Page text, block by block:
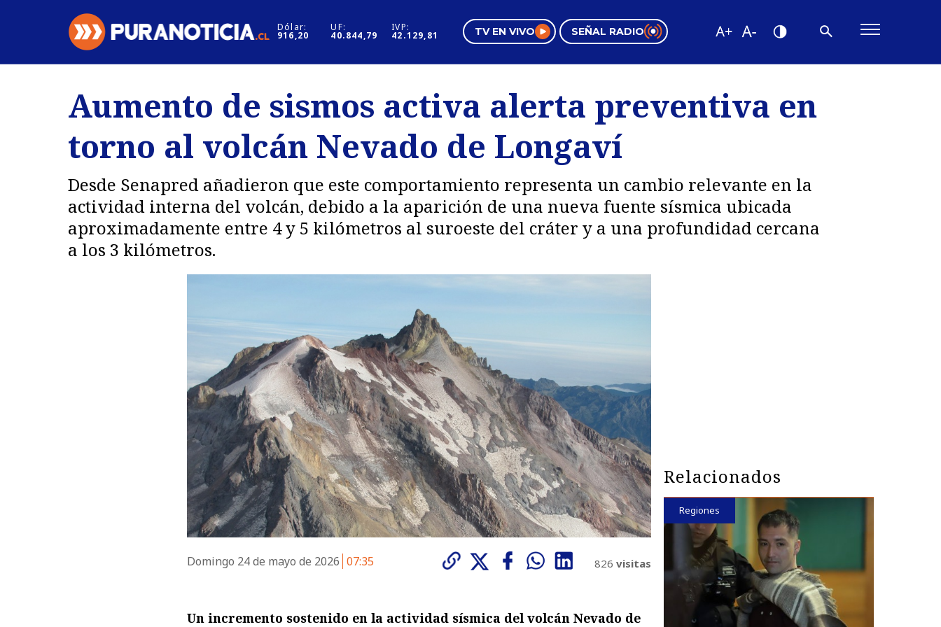
Dólar:
916,20
UF:
40.844,79
IVP:
42.129,81 TV EN VIVO SEÑAL RADIO
Regiones
Deportes
Internacional
Motores
Negocios
Pura Mujer
Tendencias
Videos
Aumento de sismos activa alerta preventiva en
torno al volcán Nevado de Longaví
Desde Senapred añadieron que este comportamiento representa un cambio relevante en la
actividad interna del volcán, debido a la aparición de una nueva fuente sísmica ubicada
aproximadamente entre 4 y 5 kilómetros al suroeste del cráter y a una profundidad cercana
a los 3 kilómetros.
Domingo 24 de mayo de 2026 07:35 826 visitas
Un incremento sostenido en la actividad sísmica del volcán Nevado de
Relacionados
Regiones